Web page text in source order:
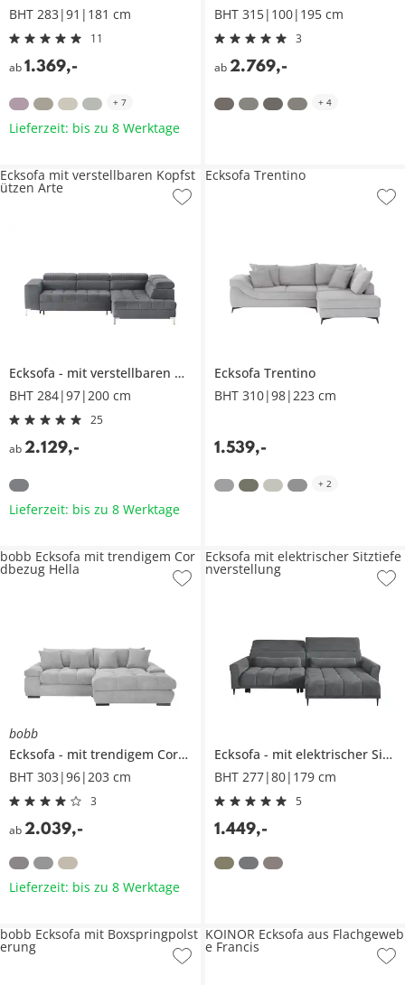
BHT 283|91|181 cm
11
ab1.369,-
+ 7
Lieferzeit: bis zu 8 Werktage
BHT 315|100|195 cm
3
ab 2.769,-
+ 4
Ecksofa mit verstellbaren Kopfstützen
Arte
BHT 284|97|200 cm
25
ab 2.129,-
Ecksofa mit verstellbaren Kopfst
ützen Arte
Lieferzeit: bis zu 8 Werktage
Ecksofa Trentino
BHT 310|98|223 cm
1.539,-
Ecksofa Trentino
+ 2
bobb
Ecksofa
mit trendigem Cordbezug
Hella
BHT 303|96|203 cm
3
ab 2.039,-
bobb Ecksofa mit trendigem Cor
dbezug Hella
Lieferzeit: bis zu 8 Werktage
Ecksofa
mit elektrischer Sitztiefenverstellung
BHT 277|80|179 cm
5
1.449,-
Ecksofa mit elektrischer Sitztiefe
nverstellung
bobb Ecksofa mit Boxspringpolst
erung
KOINOR Ecksofa aus Flachgeweb
e Francis